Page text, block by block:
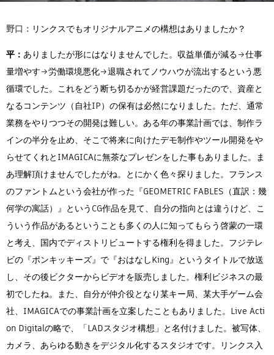
野口： リンクスでもオリジナルアニメの構想はありましたか？
平： ありましたが形にはなりませんでした。収益単価が減る→仕事
量増やす→労働環境悪化→退職されてノウハウが流出するという悪
循環でした。これをどう断ち切るかが経営課題だったので、資産と
なるコンテンツ（自社IP）の保有は必然になりました。ただ、通常
業務をやりつつその開発は難しい。ある年の事業計画では、制作ラ
インの半分を止め、そこで将来に向けたデモ制作やツール開発をや
らせてくれとIMAGICAに無茶なプレゼンをした事もありました。ま
あ理解頂けませんでしたがね。とにかく色々探りました。フランス
のファントムという会社が作った『GEOMETRIC FABLES（直訳：幾
何学の寓話）』というCG作品を見て、自分の指向とは違うけど、こ
ういう作品があるということも多くの人に知ってもらう啓蒙の一環
と考え、国内でディストリビュートする権利を得ました。フジテレ
ビの『ポンキッキーズ』で『おはなしKing』というタイトルで放送
し、その後ビクターからビデオを販売しました。権利ビジネスの最
初でしたね。また、自分が仲介役となり某キー局、某大手ゲーム会
社、IMAGICAでの事業計画を立案したこともありました。Live Acti
on Digitalの略で、「LADスタジオ構想」と名付けました。被写体、
カメラ、あらゆる動きをデジタル化するスタジオです。リンクス入